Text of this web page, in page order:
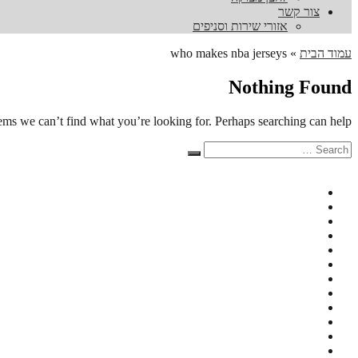
צור קשר
אזורי שירות וסניפים
עמוד הבית »
who makes nba jerseys
Nothing Found
we can’t find what you’re looking for. Perhaps searching can help.
Search
for:
Search